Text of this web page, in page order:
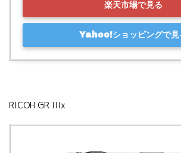
楽天市場で見る
Yahoo!ショッピングで見
RICOH GR IIIx